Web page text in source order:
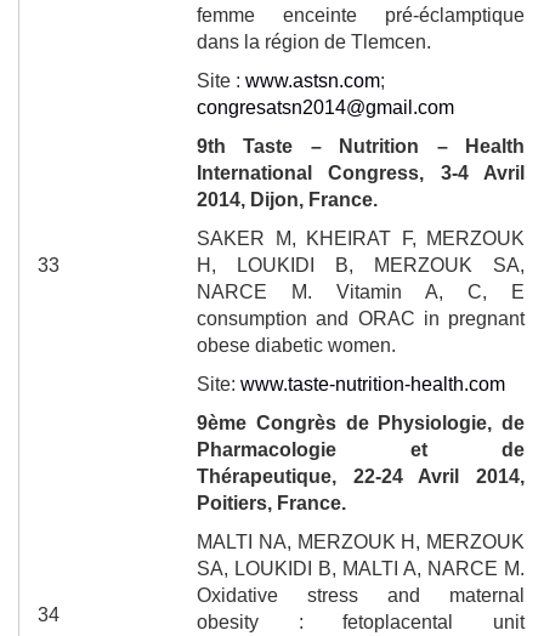
femme enceinte pré-éclamptique
dans la région de Tlemcen.
Site : www.astsn.com;
congresatsn2014@gmail.com
33
9th Taste – Nutrition – Health
International Congress, 3-4 Avril
2014, Dijon, France.
SAKER M, KHEIRAT F, MERZOUK
H, LOUKIDI B, MERZOUK SA,
NARCE M. Vitamin A, C, E
consumption and ORAC in pregnant
obese diabetic women.
Site: www.taste-nutrition-health.com
34
9ème Congrès de Physiologie, de
Pharmacologie et de
Thérapeutique, 22-24 Avril 2014,
Poitiers, France.
MALTI NA, MERZOUK H, MERZOUK
SA, LOUKIDI B, MALTI A, NARCE M.
Oxidative stress and maternal
obesity : fetoplacental unit